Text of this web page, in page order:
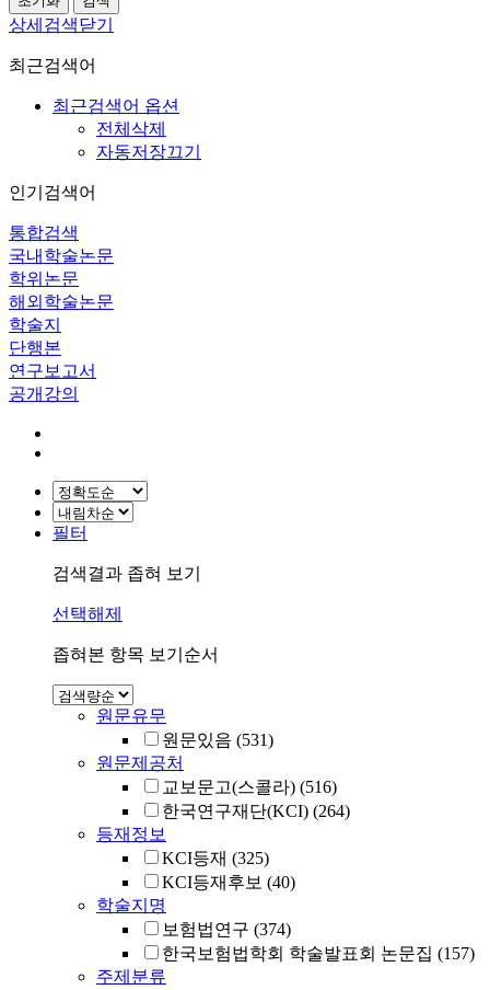
상세검색닫기
최근검색어
최근검색어 옵션
전체삭제
자동저장끄기
인기검색어
통합검색
국내학술논문
학위논문
해외학술논문
학술지
단행본
연구보고서
공개강의
필터
검색결과 좁혀 보기
선택해제
좁혀본 항목 보기순서
원문유무
원문있음 (531)
원문제공처
교보문고(스콜라) (516)
한국연구재단(KCI) (264)
등재정보
KCI등재 (325)
KCI등재후보 (40)
학술지명
보험법연구 (374)
한국보험법학회 학술발표회 논문집 (157)
주제분류